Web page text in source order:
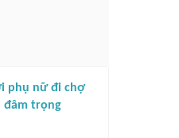
phụ nữ đi chợ
đâm trọng